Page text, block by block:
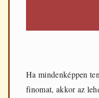
Ha mindenképpen
finomat, akkor az